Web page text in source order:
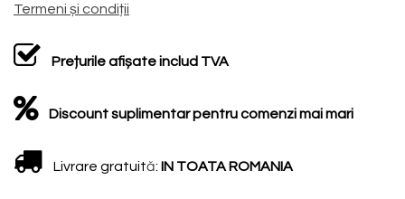
Termeni și condiții
Prețurile afișate includ TVA
Discount suplimentar pentru comenzi mai mari
Livrare gratuită: IN TOATA ROMANIA